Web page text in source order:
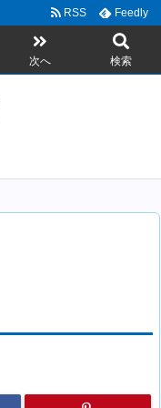
次へ 検索
RSS Feedly